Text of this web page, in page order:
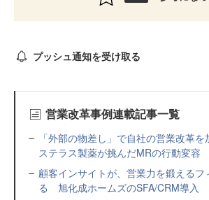
プッシュ通知を受け取る
営業改革事例連載記事一覧
「外部の物差し」で自社の営業改革
ステラス製薬が挑んだMRの行動変容
顧客インサイトが、営業力を鍛えるフ
る 旭化成ホームズのSFA/CRM導入